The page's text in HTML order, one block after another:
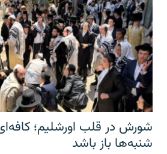
شورش در قلب اورشلیم؛
شنبه‌ها باز باشد